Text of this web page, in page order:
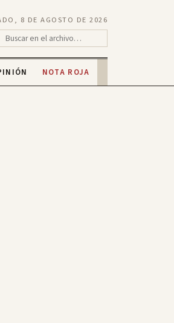
8 DE AGOSTO DE 2026
NOTA ROJA